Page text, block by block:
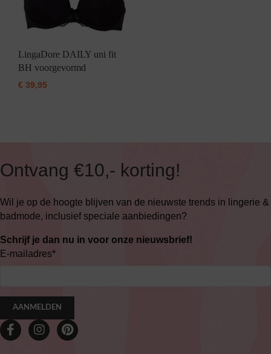
LingaDore DAILY uni fit
BH voorgevormd
€ 39,95
Ontvang €10,- korting!
Wil je op de hoogte blijven van de nieuwste trends in lingerie &
badmode, inclusief speciale aanbiedingen?
Schrijf je dan nu in voor onze nieuwsbrief!
E-mailadres*
AANMELDEN